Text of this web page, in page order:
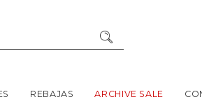
REBAJAS ARCHIVE SALE